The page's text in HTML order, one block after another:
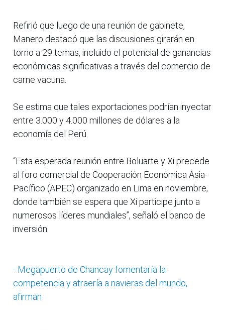
Refirió que luego de una reunión de gabinete,
Manero destacó que las discusiones girarán en
torno a 29 temas, incluido el potencial de ganancias
económicas significativas a través del comercio de
carne vacuna.
Se estima que tales exportaciones podrían inyectar
entre 3.000 y 4.000 millones de dólares a la
economía del Perú.
“Esta esperada reunión entre Boluarte y Xi precede
al foro comercial de Cooperación Económica Asia-
Pacífico (APEC) organizado en Lima en noviembre,
donde también se espera que Xi participe junto a
numerosos líderes mundiales”, señaló el banco de
inversión.
- Megapuerto de Chancay fomentaría la
competencia y atraería a navieras del mundo,
afirman